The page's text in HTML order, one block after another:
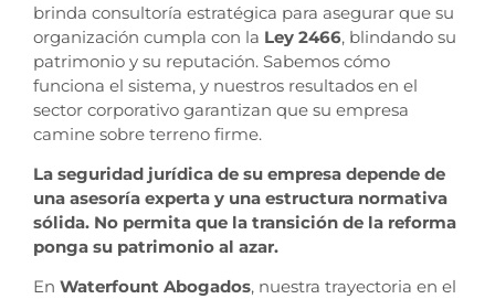
brinda consultoría estratégica para asegurar que su
organización cumpla con la Ley 2466, blindando su
patrimonio y su reputación. Sabemos cómo
funciona el sistema, y nuestros resultados en el
sector corporativo garantizan que su empresa
camine sobre terreno firme.
La seguridad jurídica de su empresa depende de
una asesoría experta y una estructura normativa
sólida. No permita que la transición de la reforma
ponga su patrimonio al azar.
En Waterfount Abogados, nuestra trayectoria en el